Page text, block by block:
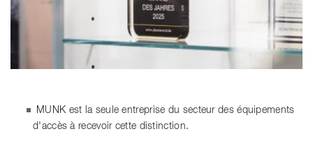
MUNK est la seule entreprise du secteur des équipements
d'accès à recevoir cette distinction.